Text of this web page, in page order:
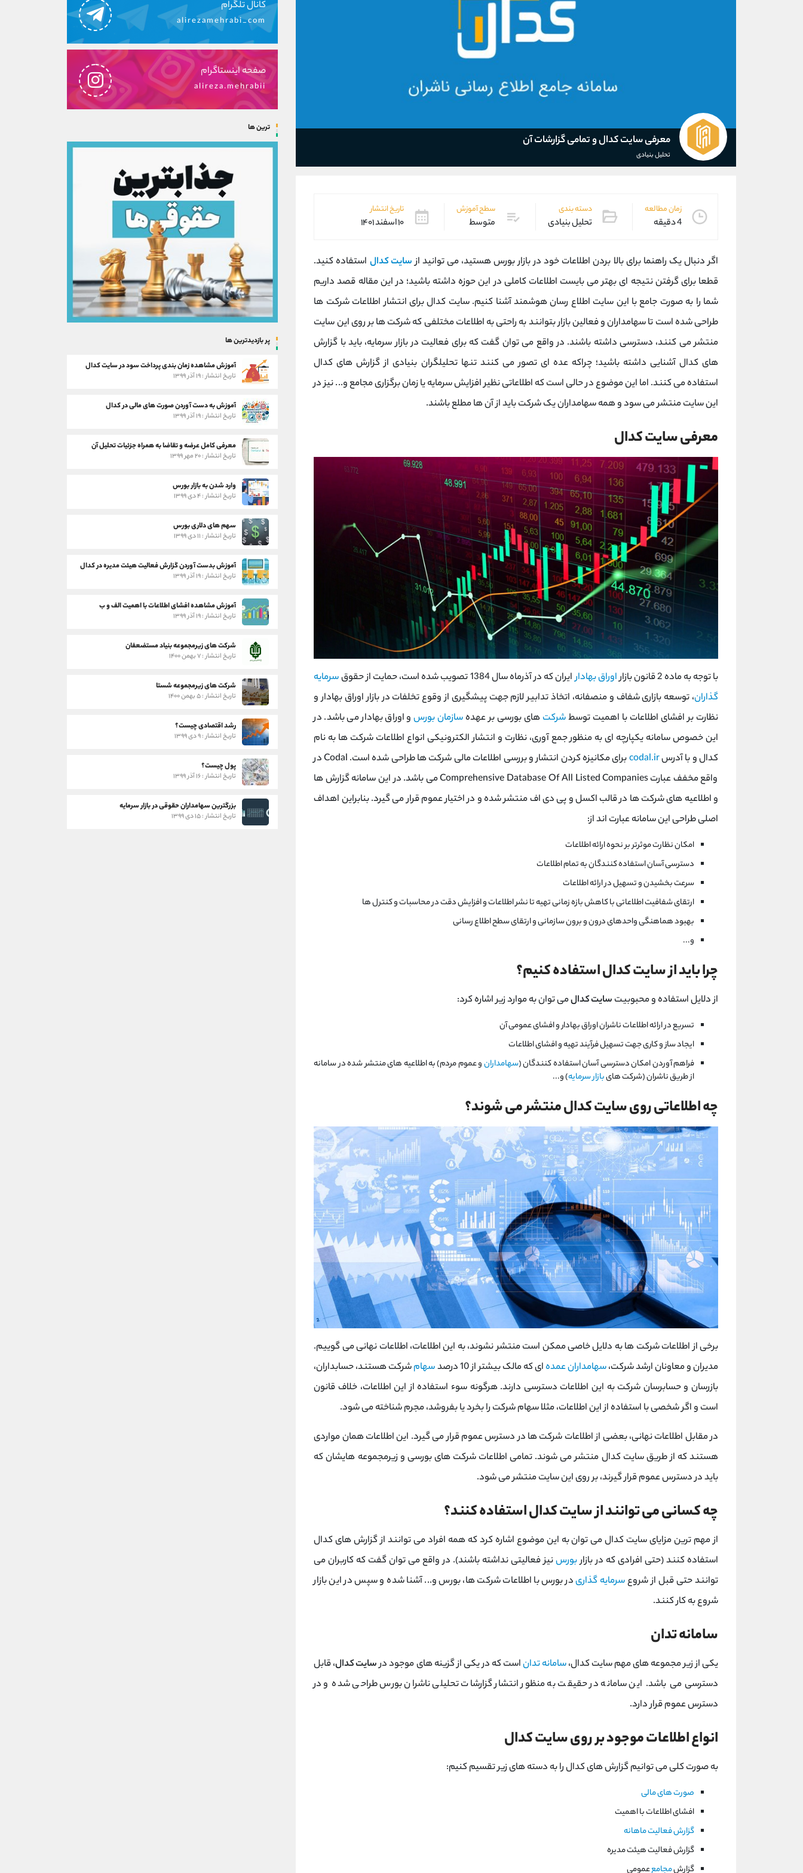
معرفی سایت کدال و تمامی گزارشات آن
تحلیل بنیادی
زمان مطالعه
4 دقیقه
دسته بندی
تحلیل بنیادی
سطح آموزش
متوسط
تاریخ انتشار
۱۰ اسفند ۱۴۰۱
اگر دنبال یک راهنما برای بالا بردن اطلاعات خود در بازار بورس هستید، می توانید ازسایت کدال استفاده کنید.
قطعا برای گرفتن نتیجه ای بهتر می بایست اطلاعات کاملی در این حوزه داشته باشید؛ در این مقاله قصد داریم
شما را به صورت جامع با این سایت اطلاع رسان هوشمند آشنا کنیم. سایت کدال برای انتشار اطلاعات شرکت ها
طراحی شده است تا سهامداران و فعالین بازار بتوانند به راحتی به اطلاعات مختلفی که شرکت ها بر روی این سایت
منتشر می کنند، دسترسی داشته باشند. در واقع می توان گفت که برای فعالیت در بازار سرمایه، باید با گزارش
های کدال آشنایی داشته باشید؛ چراکه عده ای تصور می کنند تنها تحلیلگران بنیادی از گزارش های کدال
استفاده می کنند. اما این موضوع در حالی است که اطلاعاتی نظیر افزایش سرمایه یا زمان برگزاری مجامع و... نیز در
این سایت منتشر می سود و همه سهامداران یک شرکت باید از آن ها مطلع باشند.
معرفی سایت کدال
با توجه به ماده 2 قانون بازار اوراق بهادارایران که در آذرماه سال 1384 تصویب شده است، حمایت از حقوق
سرمایه
گذاران، توسعه بازاری شفاف و منصفانه، اتخاذ تدابیر لازم جهت پیشگیری از وقوع تخلفات در بازار اوراق بهادار و
نظارت بر افشای اطلاعات با اهمیت توسطشرکت های بورسی بر عهدهسازمان بورسو اوراق بهادار می باشد. در
این خصوص سامانه یکپارچه ای به منظور جمع آوری، نظارت و انتشار الکترونیکی انواع اطلاعات شرکت ها به نام
کدال و با آدرسcodal.ir
برای مکانیزه کردن انتشار و بررسی اطلاعات مالی شرکت ها طراحی شده است. Codal در
واقع مخفف عبارت Comprehensive Database Of All Listed Companies می باشد. در این سامانه گزارش ها
و اطلاعیه های شرکت ها در قالب اکسل و پی دی اف منتشر شده و در اختیار عموم قرار می گیرد. بنابراین اهداف
اصلی طراحی این سامانه عبارت اند از:
امکان نظارت موثرتر بر نحوه ارائه اطلاعات
دسترسی آسان استفاده کنندگان به تمام اطلاعات
سرعت بخشیدن و تسهیل در ارائه اطلاعات
ارتقای شفافیت اطلاعاتی با کاهش بازه زمانی تهیه تا نشر اطلاعات و افزایش دقت در محاسبات و کنترل ها
بهبود هماهنگی واحدهای درون و برون سازمانی و ارتقای سطح اطلاع رسانی
و...
چرا باید از سایت کدال استفاده کنیم؟
از دلایل استفاده و محبوبیت سایت کدالمی توان به موارد زیر اشاره کرد:
تسريع در ارائه اطلاعات ناشران اوراق بهادار و افشای عمومی آن
ايجاد ساز و کاری جهت تسهیل فرآیند تهیه و افشای اطلاعات
فراهم آوردن امکان دسترسی آسان استفاده کنندگان (سهامدارانو عموم مردم) به اطلاعيه های منتشر شده در سامانه
از طریق ناشران (شرکت هایبازار سرمایه) و...
چه اطلاعاتی روی سایت کدال منتشر می شوند؟
برخی از اطلاعات شرکت ها به دلایل خاصی ممکن است منتشر نشوند، به این اطلاعات، اطلاعات نهانی می گوییم.
مدیران و معاونان ارشد شرکت،سهامداران عمدهای که مالک بیشتر از 10 درصد سهامشرکت هستند، حسابداران،
بازرسان و حسابرسان شرکت به این اطلاعات دسترسی دارند. هرگونه سوء استفاده از این اطلاعات، خلاف قانون
است و اگر شخصی با استفاده از این اطلاعات، مثلا سهام شرکت را بخرد یا بفروشد، مجرم شناخته می شود.
در مقابل اطلاعات نهانی، بعضی از اطلاعات شرکت ها در دسترس عموم قرار می گیرد. این اطلاعات همان مواردی
هستند که از طریق سایت کدال منتشر می شوند. تمامی اطلاعات شرکت های بورسی و زیرمجموعه هایشان که
باید در دسترس عموم قرار گیرند، بر روی این سایت منتشر می شود.
چه کسانی می توانند از سایت کدال استفاده کنند؟
از مهم ترین مزایای سایت کدال می توان به این موضوع اشاره کرد که همه افراد می توانند از گزارش های کدال
استفاده کنند (حتی افرادی که در بازاربورسنیز فعالیتی نداشته باشند). در واقع می توان گفت که کاربران می
توانند حتی قبل از شروعسرمایه گذاریدر بورس با اطلاعات شرکت ها، بورس و... آشنا شده و سپس در این بازار
شروع به کار کنند.
سامانه تدان
یکی از زیر مجموعه های مهم سایت کدال،سامانه تداناست که در یکی از گزینه های موجود درسایت کدال، قابل
دسترسی می باشد. این سامانه در حقیقت به منظور انتشار گزارشات تحلیلی ناشران بورس طراحی شده و در
دسترس عموم قرار دارد.
انواع اطلاعات موجود بر روی سایت کدال
به صورت کلی می توانیم گزارش های کدال را به دسته های زیر تقسیم کنیم:
صورت های مالی
افشای اطلاعات با اهمیت
گزارش فعالیت ماهانه
گزارش فعالیت هیئت مدیره
گزارشمجامععمومی
کانال تلگرام
alirezamehrabi_com
صفحه اینستاگرام
alireza.mehrabii
ترین ها
پر بازدیدترین ها
آموزش مشاهده زمان بندی پرداخت سود در سایت کدال
تاریخ انتشار : ۱۹ آذر ۱۳۹۹
آموزش به دست آوردن صورت های مالی در کدال
تاریخ انتشار : ۱۹ آذر ۱۳۹۹
معرفی کامل عرضه و تقاضا به همراه جزئیات تحلیل آن
تاریخ انتشار : ۲۰ مهر ۱۳۹۹
وارد شدن به بازار بورس
تاریخ انتشار : ۴ دی ۱۳۹۹
سهم های دلاری بورس
تاریخ انتشار : ۱۱ دی ۱۳۹۹
آموزش بدست آوردن گزارش فعالیت هیئت مدیره در کدال
تاریخ انتشار : ۱۹ آذر ۱۳۹۹
آموزش مشاهده افشای اطلاعات با اهمیت الف و ب
تاریخ انتشار : ۱۹ آذر ۱۳۹۹
شرکت های زیرمجموعه بنیاد مستضعفان
تاریخ انتشار : ۷ بهمن ۱۴۰۰
شرکت های زیرمجموعه شستا
تاریخ انتشار : ۵ بهمن ۱۴۰۰
رشد اقتصادی چیست؟
تاریخ انتشار : ۹ دی ۱۳۹۹
پول چیست؟
تاریخ انتشار : ۱۶ آذر ۱۳۹۹
بزرگترین سهامداران حقوقی در بازار سرمایه
تاریخ انتشار : ۱۵ دی ۱۳۹۹